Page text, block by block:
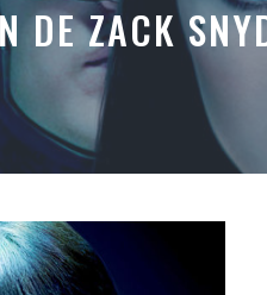
DE ZACK